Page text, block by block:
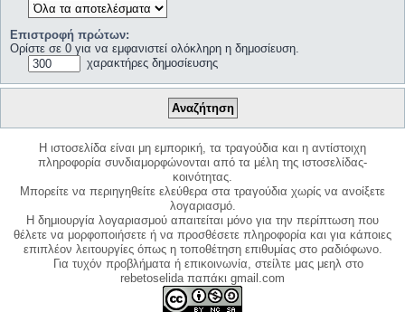
Επιστροφή πρώτων:
Ορίστε σε 0 για να εμφανιστεί ολόκληρη η δημοσίευση.
χαρακτήρες δημοσίευσης
Η ιστοσελίδα είναι μη εμπορική, τα τραγούδια και η αντίστοιχη
πληροφορία συνδιαμορφώνονται από τα μέλη της ιστοσελίδας-
κοινότητας.
Μπορείτε να περιηγηθείτε ελεύθερα στα τραγούδια χωρίς να ανοίξετε
λογαριασμό.
Η δημιουργία λογαριασμού απαιτείται μόνο για την περίπτωση που
θέλετε να μορφοποιήσετε ή να προσθέσετε πληροφορία και για κάποιες
επιπλέον λειτουργίες όπως η τοποθέτηση επιθυμίας στο ραδιόφωνο.
Για τυχόν προβλήματα ή επικοινωνία, στείλτε μας μεηλ στο
rebetoselida παπάκι gmail.com